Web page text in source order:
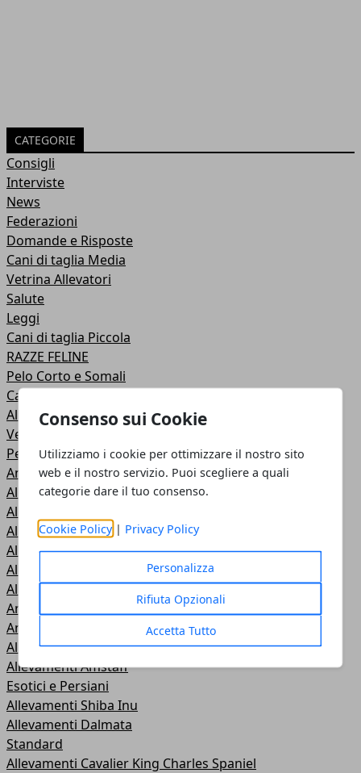
Consenso sui Cookie
Utilizziamo i cookie per ottimizzare il nostro sito
web e il nostro servizio. Puoi scegliere a quali
categorie dare il tuo consenso.
Cookie Policy | Privacy Policy
Personalizza
Rifiuta Opzionali
Accetta Tutto
CATEGORIE
Consigli
Interviste
News
Federazioni
Domande e Risposte
Cani di taglia Media
Vetrina Allevatori
Salute
Leggi
Cani di taglia Piccola
RAZZE FELINE
Pelo Corto e Somali
Cani di taglia Grande
Allevamenti Golden Americano
Vetrina Annunci
Pelo Semilungo
Annunci Cucciolate
Allevamenti Westie
Allevamenti Scottish Terrier
Allevamenti Maine Coon
Allevamenti Lagotto Romagnolo
Allevamenti Labrador
Allevamenti Pastore Svizzero
Annunci Pastore Svizzero
Annunci Labrador
Allevamenti Ragdoll
Allevamenti Amstaff
Esotici e Persiani
Allevamenti Shiba Inu
Allevamenti Dalmata
Standard
Allevamenti Cavalier King Charles Spaniel